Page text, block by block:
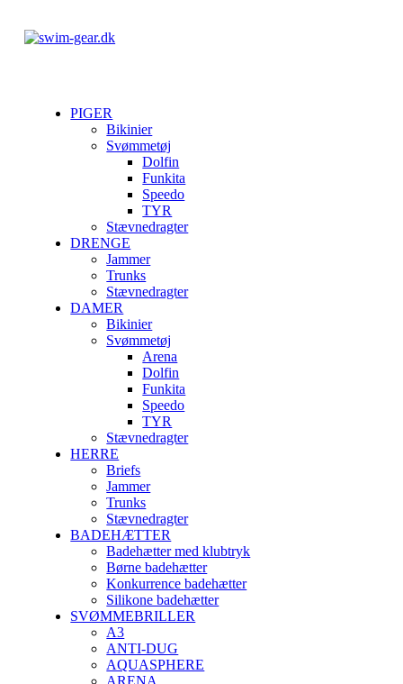
PIGER
Bikinier
Svømmetøj
Dolfin
Funkita
Speedo
TYR
Stævnedragter
DRENGE
Jammer
Trunks
Stævnedragter
DAMER
Bikinier
Svømmetøj
Arena
Dolfin
Funkita
Speedo
TYR
Stævnedragter
HERRE
Briefs
Jammer
Trunks
Stævnedragter
BADEHÆTTER
Badehætter med klubtryk
Børne badehætter
Konkurrence badehætter
Silikone badehætter
SVØMMEBRILLER
A3
ANTI-DUG
AQUASPHERE
ARENA